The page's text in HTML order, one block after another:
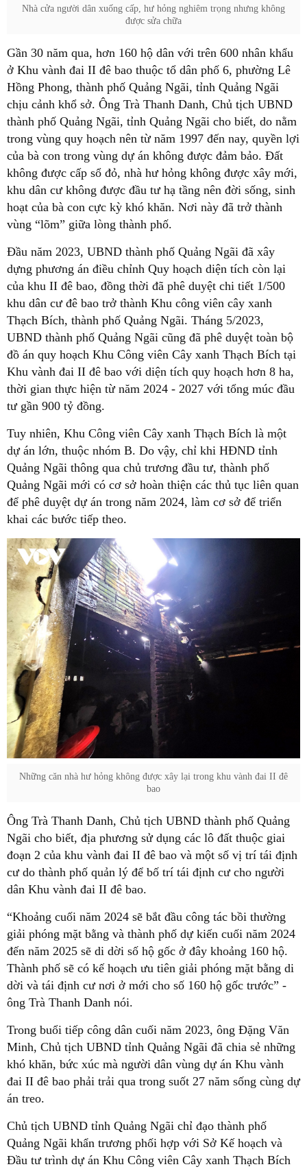
Nhà cửa người dân xuống cấp, hư hỏng nghiêm trọng nhưng không
được sửa chữa
Gần 30 năm qua, hơn 160 hộ dân với trên 600 nhân khẩu
ở Khu vành đai II đê bao thuộc tổ dân phố 6, phường Lê
Hồng Phong, thành phố Quảng Ngãi, tỉnh Quảng Ngãi
chịu cảnh khổ sở. Ông Trà Thanh Danh, Chủ tịch UBND
thành phố Quảng Ngãi, tỉnh Quảng Ngãi cho biết, do nằm
trong vùng quy hoạch nên từ năm 1997 đến nay, quyền lợi
của bà con trong vùng dự án không được đảm bảo. Đất
không được cấp sổ đỏ, nhà hư hỏng không được xây mới,
khu dân cư không được đầu tư hạ tầng nên đời sống, sinh
hoạt của bà con cực kỳ khó khăn. Nơi này đã trở thành
vùng “lõm” giữa lòng thành phố.
Đầu năm 2023, UBND thành phố Quảng Ngãi đã xây
dựng phương án điều chỉnh Quy hoạch diện tích còn lại
của khu II đê bao, đồng thời đã phê duyệt chi tiết 1/500
khu dân cư đê bao trở thành Khu công viên cây xanh
Thạch Bích, thành phố Quảng Ngãi. Tháng 5/2023,
UBND thành phố Quảng Ngãi cũng đã phê duyệt toàn bộ
đồ án quy hoạch Khu Công viên Cây xanh Thạch Bích tại
Khu vành đai II đê bao với diện tích quy hoạch hơn 8 ha,
thời gian thực hiện từ năm 2024 - 2027 với tổng múc đầu
tư gần 900 tỷ đồng.
Tuy nhiên, Khu Công viên Cây xanh Thạch Bích là một
dự án lớn, thuộc nhóm B. Do vậy, chỉ khi HĐND tỉnh
Quảng Ngãi thông qua chủ trương đầu tư, thành phố
Quảng Ngãi mới có cơ sở hoàn thiện các thủ tục liên quan
để phê duyệt dự án trong năm 2024, làm cơ sở để triển
khai các bước tiếp theo.
Những căn nhà hư hỏng không được xây lại trong khu vành đai II đê
bao
Ông Trà Thanh Danh, Chủ tịch UBND thành phố Quảng
Ngãi cho biết, địa phương sử dụng các lô đất thuộc giai
đoạn 2 của khu vành đai II đê bao và một số vị trí tái định
cư do thành phố quản lý để bố trí tái định cư cho người
dân Khu vành đai II đê bao.
“Khoảng cuối năm 2024 sẽ bắt đầu công tác bồi thường
giải phóng mặt bằng và thành phố dự kiến cuối năm 2024
đến năm 2025 sẽ di dời số hộ gốc ở đây khoảng 160 hộ.
Thành phố sẽ có kế hoạch ưu tiên giải phóng mặt bằng di
dời và tái định cư nơi ở mới cho số 160 hộ gốc trước” -
ông Trà Thanh Danh nói.
Trong buổi tiếp công dân cuối năm 2023, ông Đặng Văn
Minh, Chủ tịch UBND tỉnh Quảng Ngãi đã chia sẻ những
khó khăn, bức xúc mà người dân vùng dự án Khu vành
đai II đê bao phải trải qua trong suốt 27 năm sống cùng dự
án treo.
Chủ tịch UBND tỉnh Quảng Ngãi chỉ đạo thành phố
Quảng Ngãi khẩn trương phối hợp với Sở Kế hoạch và
Đầu tư trình dự án Khu Công viên Cây xanh Thạch Bích